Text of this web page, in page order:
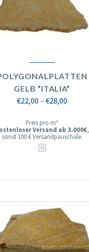
GELB “ITALIA”
€22,00 – €28,00
bis
€28,00
Preis pro m²
Versand ab 3.000€,
sonst 100 € Versandpauschale.